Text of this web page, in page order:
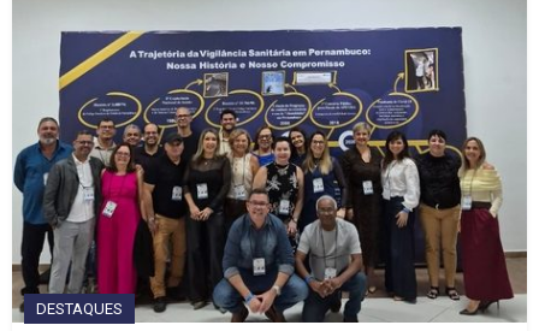
DESTAQUES